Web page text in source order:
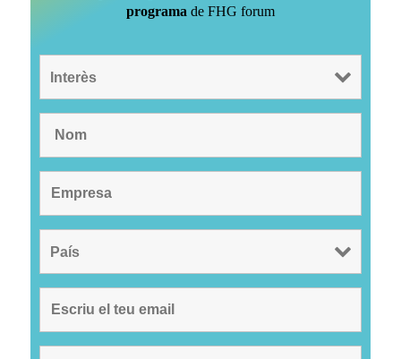
programa de FHG forum